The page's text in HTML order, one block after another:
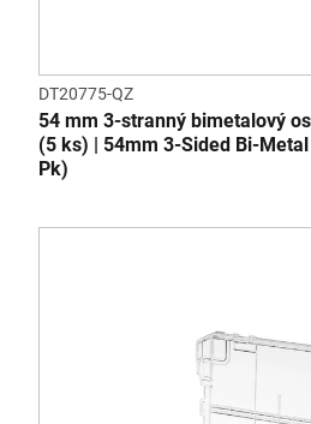
DT20775-QZ
54 mm 3-stranný bimetalový
(5 ks) | 54mm 3-Sided Bi-
Pk)